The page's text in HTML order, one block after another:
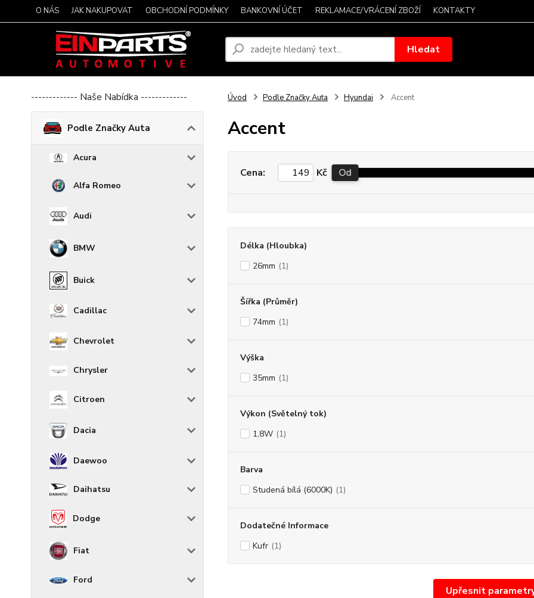
O NÁS JAK NAKUPOVAT OBCHODNÍ PODMÍNKY BANKOVNÍ ÚČET REKLAMACE/VRÁCENÍ ZBOŽÍ KONTAKTY
Hledat
------------- Naše Nabídka -------------
Podle Značky Auta
Acura
Alfa Romeo
Audi
BMW
Buick
Cadillac
Chevrolet
Chrysler
Citroen
Dacia
Daewoo
Daihatsu
Dodge
Fiat
Ford
Úvod Podle Značky Auta Hyundai Accent
Accent
Upřesnit
Cena: Kč Od
Délka (Hloubka)
26mm (1)
Šířka (Průměr)
74mm (1)
Výška
35mm (1)
Výkon (Světelný tok)
1,8W (1)
Barva
Studená bílá (6000K) (1)
Dodatečné Informace
Kufr (1)